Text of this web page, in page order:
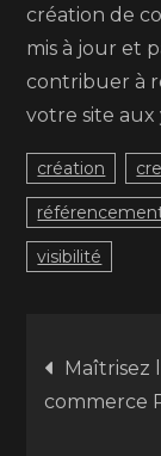
création de
mis à jour et
contribuer à
votre site
création
visibilité
de
Maîtrisez
commerce